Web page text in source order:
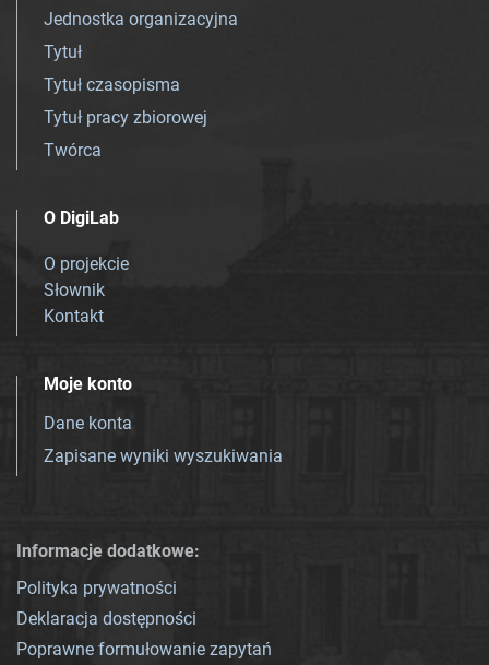
Jednostka organizacyjna
Tytuł
Tytuł czasopisma
Tytuł pracy zbiorowej
Twórca
O DigiLab
O projekcie
Słownik
Kontakt
Moje konto
Dane konta
Zapisane wyniki wyszukiwania
Informacje dodatkowe:
Polityka prywatności
Deklaracja dostępności
Poprawne formułowanie zapytań